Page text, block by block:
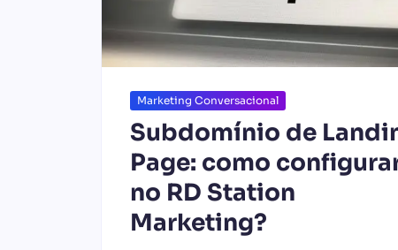
Marketing Conversacional
Subdomínio de
Page: como
no RD Station
Marketing?